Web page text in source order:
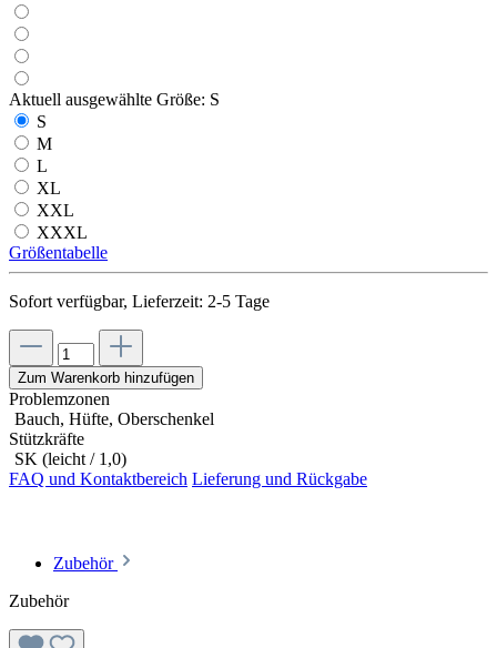
Aktuell ausgewählte Größe: S
S
M
L
XL
XXL
XXXL
Größentabelle
Sofort verfügbar, Lieferzeit: 2-5 Tage
Zum Warenkorb hinzufügen
Problemzonen
Bauch, Hüfte, Oberschenkel
Stützkräfte
SK (leicht / 1,0)
FAQ und Kontaktbereich Lieferung und Rückgabe
Zubehör
Zubehör